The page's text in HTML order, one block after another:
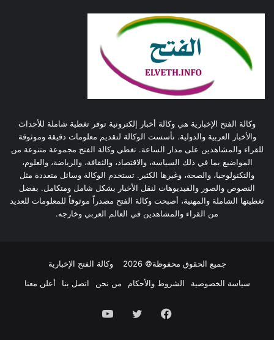
وكالة الفتح الإخبارية هي وكالة أخبار إلكترونية توفر تغطية شاملة للأحداث
والأخبار العربية والدولية. تأسست الوكالة لتقديم معلومات دقيقة وموثوقة
للقراء والمشاهدين على مدار الساعة. تغطي وكالة الفتح مجموعة متنوعة من
المواضيع بما في ذلك السياسة، والاقتصاد، والثقافة، والرياضة، والعلوم،
والتكنولوجيا، والصحة، وغيرها الكثير. تستخدم الوكالة وسائل متعددة مثل
النصوص والصور والفيديوهات لنقل الأخبار بشكل شامل ومتكامل. بفضل
تغطيتها الشاملة والمهنية، أصبحت وكالة الفتح مصدراً موثوقاً للمعلومات للعديد
من القراء والمشاهدين في العالم العربي وخارجه.
جميع الحقوق محفوظة© 2026
وكالة الفتح الإخبارية
سياسة الخصوصية
الشروط والأحكام من نحن اتصل بنا أعلن معنا
فيسبوك تويتر يوتيوب